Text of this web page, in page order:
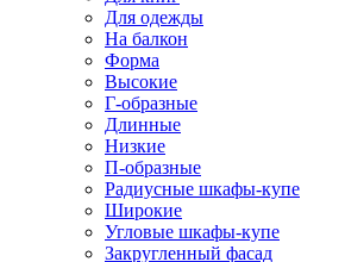
Для одежды
На балкон
Форма
Высокие
Г-образные
Длинные
Низкие
П-образные
Радиусные шкафы-купе
Широкие
Угловые шкафы-купе
Закругленный фасад